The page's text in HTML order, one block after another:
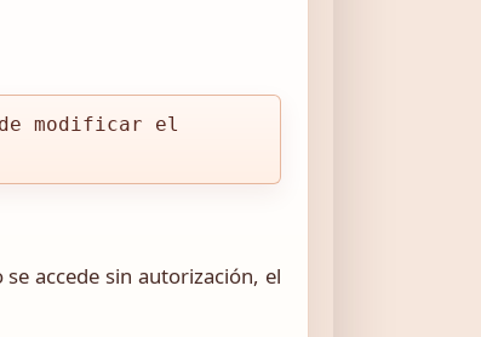
modificar el
accede sin autorización, el